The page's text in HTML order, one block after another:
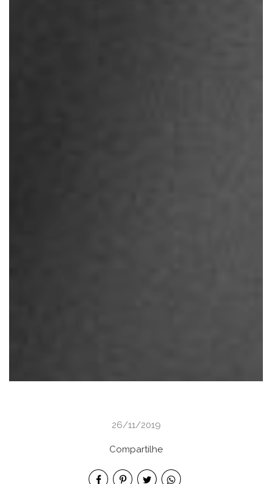
26/11/2019
Compartilhe